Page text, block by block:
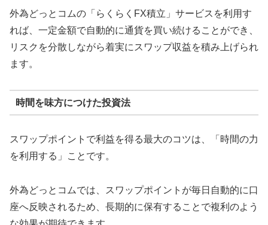
外為どっとコムの「らくらくFX積立」サービスを利用す
れば、一定金額で自動的に通貨を買い続けることができ、
リスクを分散しながら着実にスワップ収益を積み上げられ
ます。
時間を味方につけた投資法
スワップポイントで利益を得る最大のコツは、「時間の力
を利用する」ことです。
外為どっとコムでは、スワップポイントが毎日自動的に口
座へ反映されるため、長期的に保有することで複利のよう